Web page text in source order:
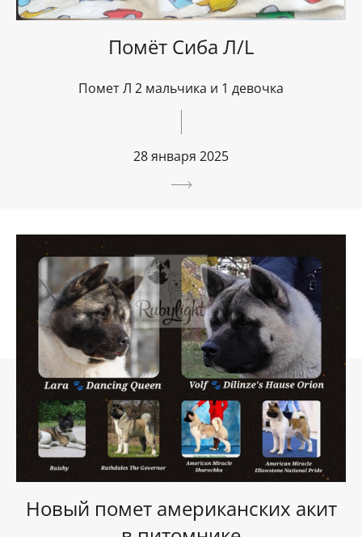
Помёт Сиба Л/L
Помет Л 2 мальчика и 1 девочка
28 января 2025
Новый помет американских акит